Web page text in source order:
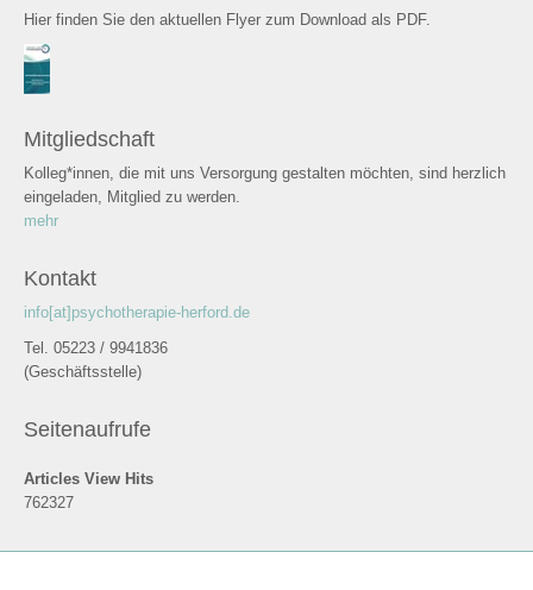
Hier finden Sie den aktuellen Flyer zum Download als PDF.
Mitgliedschaft
Kolleg*innen, die mit uns Versorgung gestalten möchten, sind herzlich
eingeladen, Mitglied zu werden.
mehr
Kontakt
info[at]psychotherapie-herford.de
Tel. 05223 / 9941836
(Geschäftsstelle)
Seitenaufrufe
Articles View Hits
762327